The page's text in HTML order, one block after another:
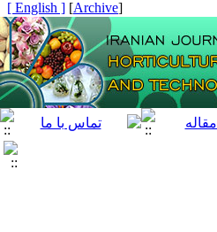
[
Archive
]
[ English ]